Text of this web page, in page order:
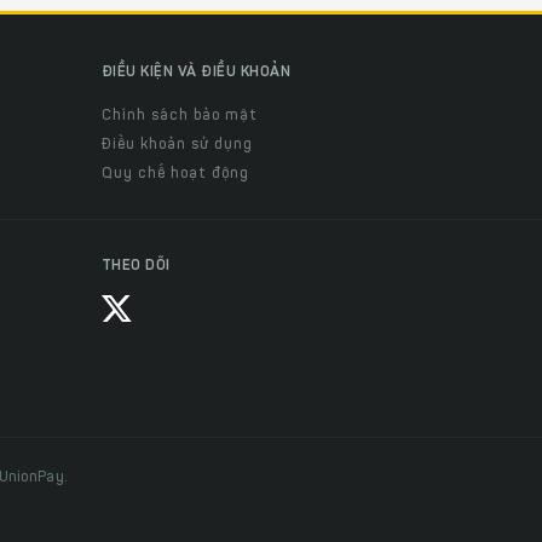
ĐIỀU KIỆN VÀ ĐIỀU KHOẢN
Chính sách bảo mật
Điều khoản sử dụng
Quy chế hoạt động
THEO DÕI